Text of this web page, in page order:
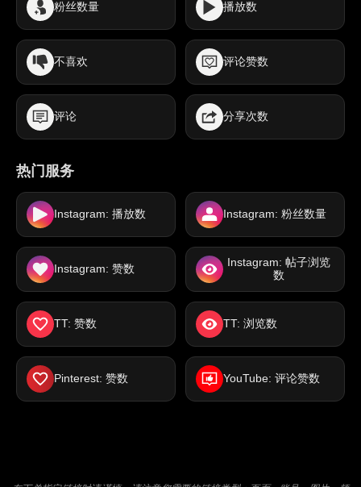
粉丝数量 播放数
不喜欢 评论赞数
评论 分享次数
热门服务
Instagram: 播放数 Instagram: 粉丝数量
Instagram: 赞数
Instagram: 帖子浏览
数
TT: 赞数 TT: 浏览数
Pinterest: 赞数 YouTube: 评论赞数